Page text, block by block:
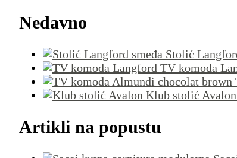
Nedavno
Stolić
TV komoda
Klub stolić Avalon
Artikli na popustu